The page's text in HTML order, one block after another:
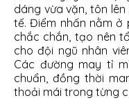
dáng vừa vặn, tôn
tế. Điểm nhấn nằm
chắc chắn, tạo nên
cho đội ngũ nhân
Các đường may tỉ
chuẩn, đồng thời
thoải mái trong từng